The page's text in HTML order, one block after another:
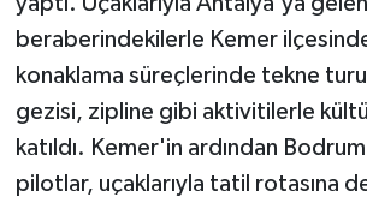
beraberindekilerle Kemer
konaklama süreçlerinde tekne
gezisi, zipline gibi aktivitilerle
katıldı. Kemer'in ardından
pilotlar, uçaklarıyla tatil rotasına